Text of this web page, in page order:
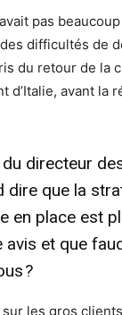
pas
difficultés de
du retour de la
d’Italie, avant la
directeur
dire que la
en place est
avis et que
?
les gros